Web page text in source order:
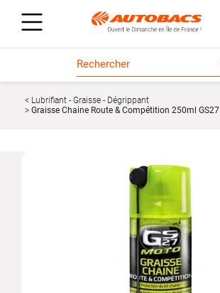
Lubrifiant - Graisse - Dégrippant
Graisse Chaine Route & Compétition 250ml GS27